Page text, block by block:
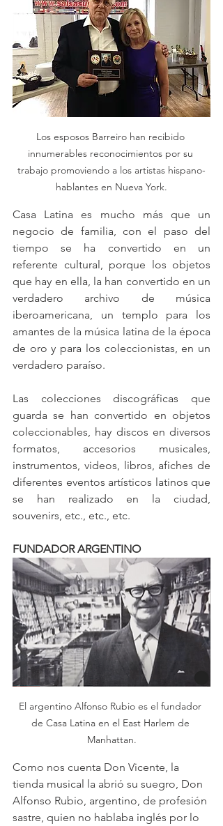
Los esposos Barreiro han recibido
innumerables reconocimientos por su
trabajo promoviendo a los artistas hispano-
hablantes en Nueva York.
Casa Latina es mucho más que un
negocio de familia, con el paso del
tiempo se ha convertido en un
referente cultural, porque los objetos
que hay en ella, la han convertido en un
verdadero archivo de música
iberoamericana, un templo para los
amantes de la música latina de la época
de oro y para los coleccionistas, en un
verdadero paraíso.
Las colecciones discográficas que
guarda se han convertido en objetos
coleccionables, hay discos en diversos
formatos, accesorios musicales,
instrumentos, videos, libros, afiches de
diferentes eventos artísticos latinos que
se han realizado en la ciudad,
souvenirs, etc., etc., etc.
FUNDADOR ARGENTINO
El argentino Alfonso Rubio es el fundador
de Casa Latina en el East Harlem de
Manhattan.
Como nos cuenta Don Vicente, la
tienda musical la abrió su suegro, Don
Alfonso Rubio, argentino, de profesión
sastre, quien no hablaba inglés por lo